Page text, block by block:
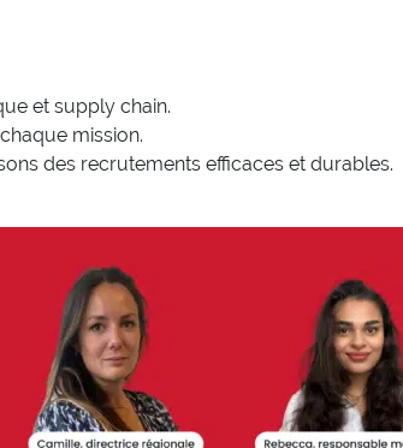
et supply chain.
mission.
des recrutements efficaces et durables.